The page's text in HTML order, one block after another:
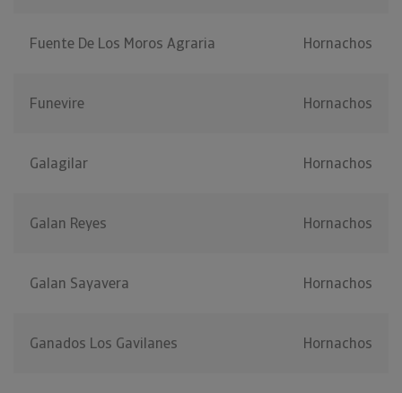
Fuente De Los Moros Agraria Hornachos
Funevire Hornachos
Galagilar Hornachos
Galan Reyes Hornachos
Galan Sayavera Hornachos
Ganados Los Gavilanes Hornachos